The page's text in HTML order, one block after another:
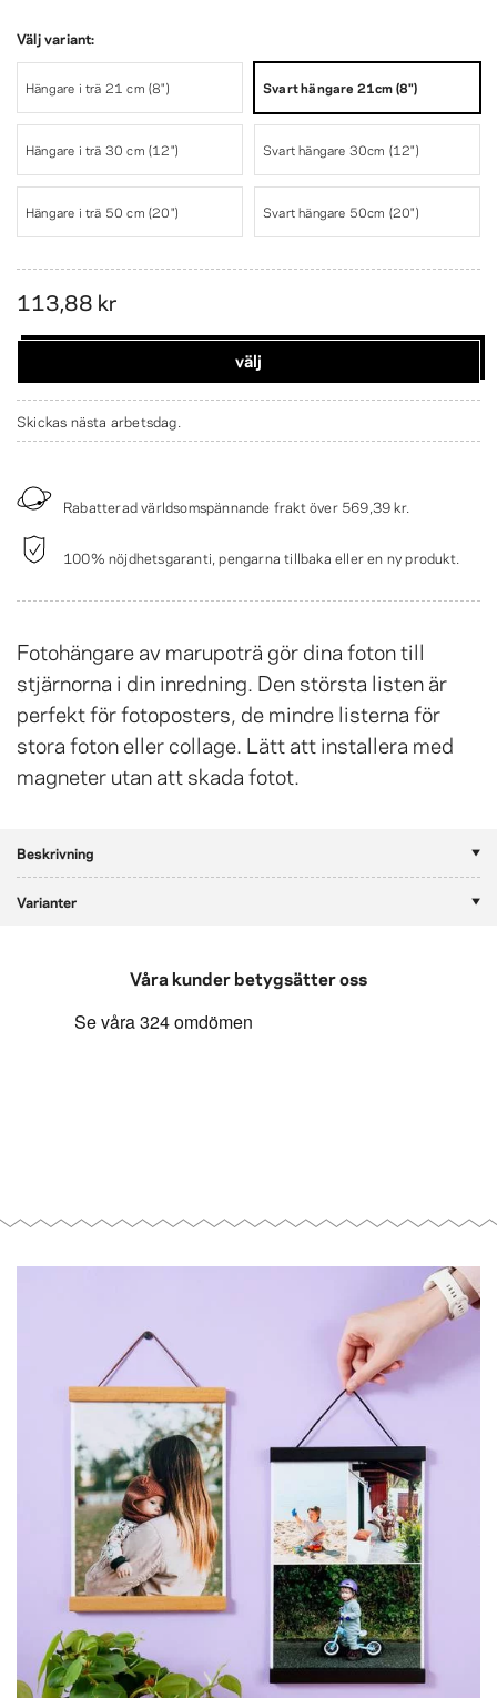
Fotohängare av marupoträ gör dina foton till
stjärnorna i din inredning. Den största listen är
perfekt för fotoposters, de mindre listerna för
stora foton eller collage. Lätt att installera med
magneter utan att skada fotot.
Välj variant:
Hängare i trä 21 cm (8") Svart hängare 21cm (8")
Hängare i trä 30 cm (12") Svart hängare 30cm (12")
Hängare i trä 50 cm (20") Svart hängare 50cm (20")
113,88 kr
välj
Skickas nästa arbetsdag.
Rabatterad världsomspännande frakt över 569,39 kr.
100% nöjdhetsgaranti, pengarna tillbaka eller en ny produkt.
Beskrivning
Varianter
Våra kunder betygsätter oss